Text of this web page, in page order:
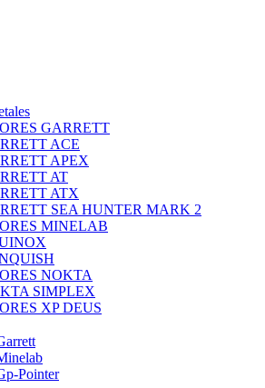
GARRETT
ACE
APEX
AT
ATX
SEA HUNTER MARK 2
MINELAB
NOKTA
SIMPLEX
XP DEUS
Pointer